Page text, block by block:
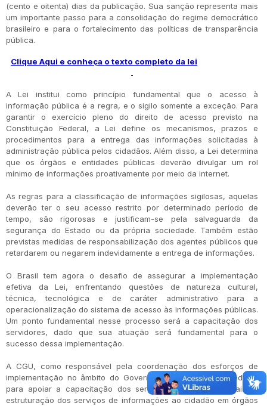
(cento e oitenta) dias da publicação. Sua sanção representa mais
um importante passo para a consolidação do regime democrático
brasileiro e para o fortalecimento das políticas de transparência
pública.
Clique Aqui e conheça o texto completo da lei
A Lei institui como princípio fundamental que o acesso à
informação pública é a regra, e o sigilo somente a exceção. Para
garantir o exercício pleno do direito de acesso previsto na
Constituição Federal, a Lei define os mecanismos, prazos e
procedimentos para a entrega das informações solicitadas à
administração pública pelos cidadãos. Além disso, a Lei determina
que os órgãos e entidades públicas deverão divulgar um rol
mínimo de informações proativamente por meio da internet.
As regras para a classificação de informações sigilosas, aquelas
deverão ter o seu acesso restrito por determinado período de
tempo, são rigorosas e justificam-se pela salvaguarda da
segurança do Estado ou da própria sociedade. Também estão
previstas medidas de responsabilização dos agentes públicos que
retardarem ou negarem indevidamente a entrega de informações.
O Brasil tem agora o desafio de assegurar a implementação
efetiva da Lei, enfrentando questões de natureza cultural,
técnica, tecnológica e de caráter administrativo para a
operacionalização do sistema de acesso às informações públicas.
Um ponto fundamental nesse processo será a capacitação dos
servidores, dado que sua atuação será fundamental para o
sucesso dessa implementação.
A CGU, como responsável pela coordenação dos esforços de
implementação no âmbito do Governo Federal, adotará medidas
para apoiar a capacitação dos servidores públicos federais, a
estruturação dos serviços de informações ao cidadão em órgãos